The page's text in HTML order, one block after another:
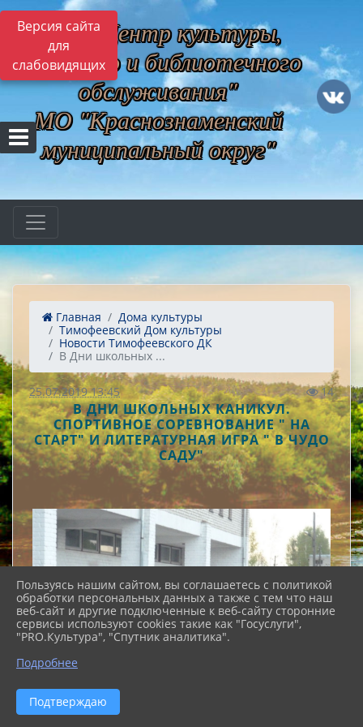
Версия сайта
для
слабовидящих
МБУ "Центр культуры,
музейного и библиотечного
обслуживания"
МО "Краснознаменский
муниципальный округ"
Главная
Дома культуры
Тимофеевский Дом культуры
Новости Тимофеевского ДК
​​​​​​​В Дни школьных ...
25.07.2019 13:45 14
​​​​​​​В ДНИ ШКОЛЬНЫХ КАНИКУЛ.
СПОРТИВНОЕ СОРЕВНОВАНИЕ " НА
СТАРТ" И ЛИТЕРАТУРНАЯ ИГРА " В ЧУДО
САДУ"
Пользуясь нашим сайтом, вы соглашаетесь с политикой
обработки персональных данных а также с тем что наш
веб-сайт и другие подключенные к веб-сайту сторонние
сервисы используют cookies такие как "Госуслуги",
"PRO.Культура", "Спутник аналитика".
Подробнее
Подтверждаю